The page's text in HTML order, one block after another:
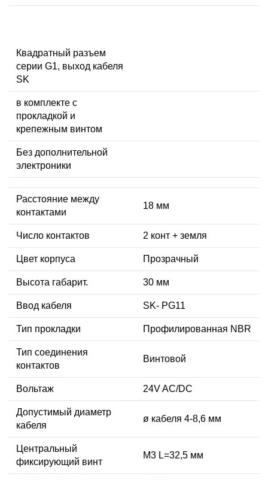
Квадратный разъем
серии G1, выход кабеля
SK
в комплекте с
прокладкой и
крепежным винтом
Без дополнительной
электроники
Расстояние между
контактами
18 мм
Число контактов 2 конт + земля
Цвет корпуса Прозрачный
Высота габарит. 30 мм
Ввод кабеля SK- PG11
Тип прокладки Профилированная NBR
Тип соединения
контактов
Винтовой
Вольтаж 24V AC/DC
Допустимый диаметр
кабеля
ø кабеля 4-8,6 мм
Центральный
фиксирующий винт
М3 L=32,5 мм